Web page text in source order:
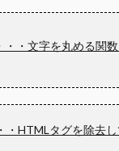
・文字を丸める関
・HTMLタグを除去し